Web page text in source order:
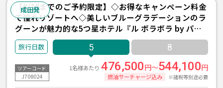
成田発
【8/18までのご予約限定】◇お得なキャンペーン料金
で憧れリゾートへ◇美しいブルーグラデーションのラ
グーンが魅力的な5つ星ホテル『ル ボラボラ by パ－
ルリゾ－ト(水上バンガロー/朝食付)/2泊』＋パペーテ
1泊 5日間 ＜往復送迎付き＞
5 8
ツアーコード
J708024
1名様あたり 476,500円～544,100円
燃油サーチャージ込み ※諸税等別途必要